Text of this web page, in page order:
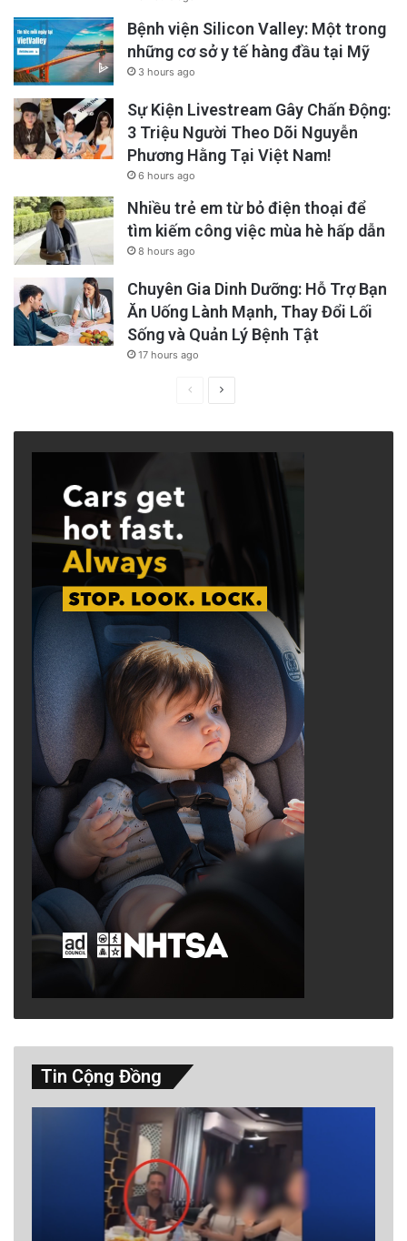
Bệnh viện Silicon Valley: Một trong
những cơ sở y tế hàng đầu tại Mỹ
3 hours ago
Sự Kiện Livestream Gây Chấn Động:
3 Triệu Người Theo Dõi Nguyễn
Phương Hằng Tại Việt Nam!
6 hours ago
Nhiều trẻ em từ bỏ điện thoại để
tìm kiếm công việc mùa hè hấp dẫn
8 hours ago
Chuyên Gia Dinh Dưỡng: Hỗ Trợ Bạn
Ăn Uống Lành Mạnh, Thay Đổi Lối
Sống và Quản Lý Bệnh Tật
17 hours ago
PreviousNext
Tin Cộng Đồng